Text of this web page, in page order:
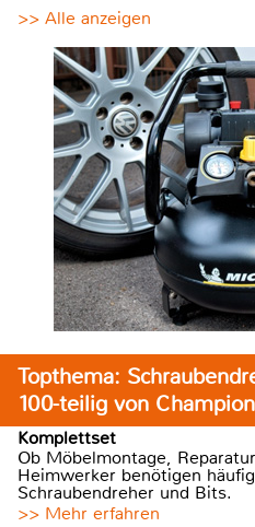
>> Alle anzeigen
Topthema:
100-teilig von Champion
Komplettset
Ob Möbelmontage,
Heimwerker benötigen
Schraubendreher und Bits.
>> Mehr erfahren